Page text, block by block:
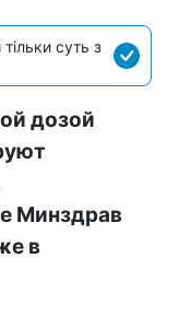
суть з
дозой
Минздрав
в